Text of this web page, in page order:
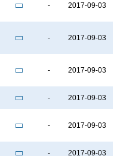
- 2017-09-03
- 2017-09-03
- 2017-09-03
- 2017-09-03
- 2017-09-03
- 2017-09-03